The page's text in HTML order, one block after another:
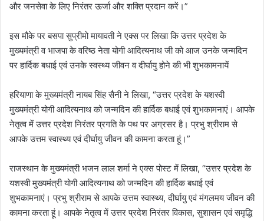
और जनसेवा के लिए निरंतर ऊर्जा और शक्ति प्रदान करें।”
इस मौके पर बसपा सुप्रीमो मायावती ने एक्स पर लिखा कि उत्तर प्रदेश के
मुख्यमंत्री व भाजपा के वरिष्ठ नेता योगी आदित्यनाथ जी को आज उनके जन्मदिन
पर हार्दिक बधाई एवं उनके स्वस्थ्य जीवन व दीर्घायु होने की भी शुभकामनायें
हरियाणा के मुख्यमंत्री नायब सिंह सैनी ने लिखा, “उत्तर प्रदेश के यशस्वी
मुख्यमंत्री योगी आदित्यनाथ को जन्मदिन की हार्दिक बधाई एवं शुभकामनाएं। आपके
नेतृत्व में उत्तर प्रदेश निरंतर प्रगति के पथ पर अग्रसर है। प्रभु श्रीराम से
आपके उत्तम स्वास्थ्य एवं दीर्घायु जीवन की कामना करता हूं।”
राजस्थान के मुख्यमंत्री भजन लाल शर्मा ने एक्स पोस्ट में लिखा, “उत्तर प्रदेश के
यशस्वी मुख्यमंत्री योगी आदित्यनाथ को जन्मदिन की हार्दिक बधाई एवं
शुभकामनाएं। प्रभु श्रीराम से आपके उत्तम स्वास्थ्य, दीर्घायु एवं मंगलमय जीवन की
कामना करता हूं। आपके नेतृत्व में उत्तर प्रदेश निरंतर विकास, सुशासन एवं समृद्धि